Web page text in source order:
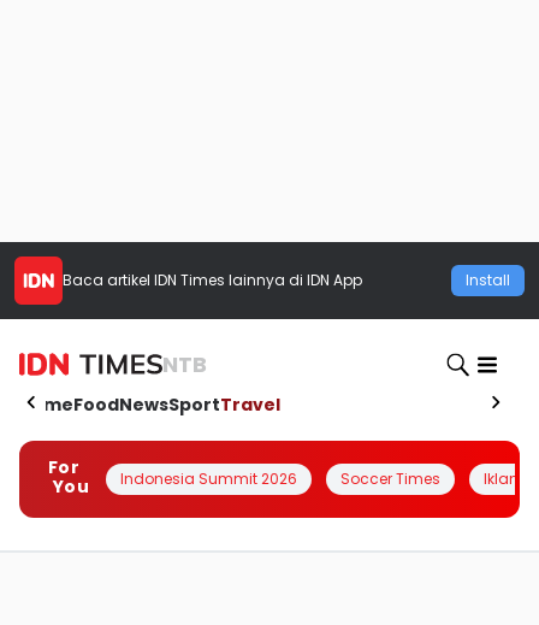
Baca artikel IDN Times lainnya di IDN App Install
NTB
HomeFoodNewsSportTravel
For
You
Indonesia Summit 2026 Soccer Times Iklanin